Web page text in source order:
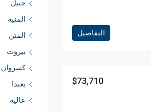
التفاصيل
$73,710
جبيل
المنية
المتن
بيروت
كسروان
بعبدا
عاليه